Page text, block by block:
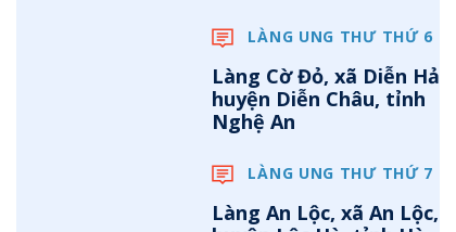
LÀNG UNG THƯ THỨ 7
Làng An Lộc, xã An Lộc,
LÀNG UNG THƯ THỨ 6
Làng Cờ Đỏ, xã Diễn Hải,
huyện Diễn Châu, tỉnh
Nghệ An